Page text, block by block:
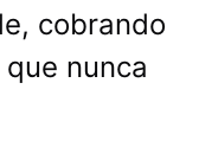
cobrando
nunca